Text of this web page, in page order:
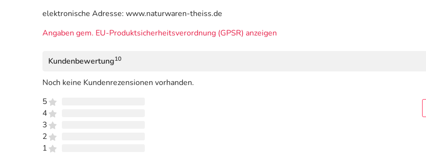
elektronische Adresse: www.naturwaren-theiss.de
Angaben gem. EU-Produktsicherheitsverordnung (GPSR) anzeigen
Kundenbewertung10
Noch keine Kundenrezensionen vorhanden.
5
4
3
2
1